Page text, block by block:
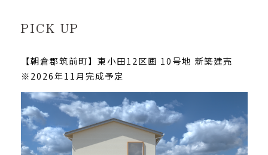
PICK UP
【朝倉郡筑前町】東小田12区画 10号地 新築建売
※2026年11月完成予定